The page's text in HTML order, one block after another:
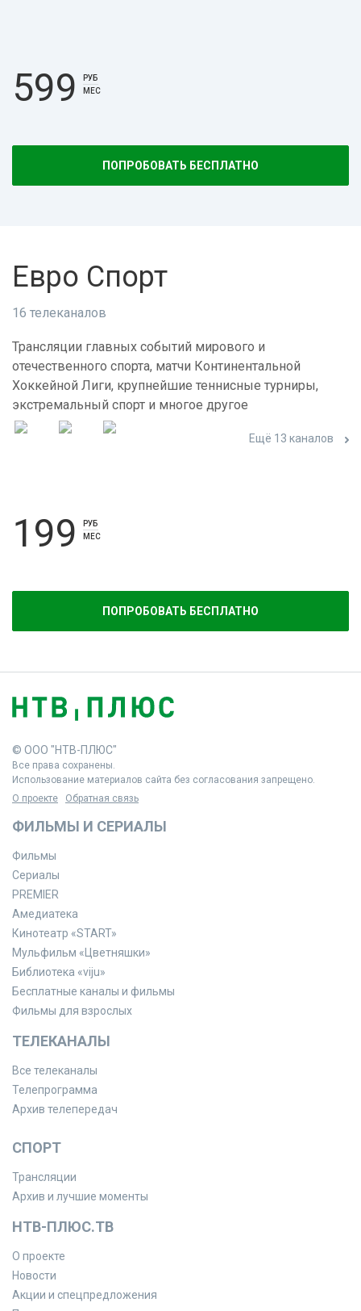
599
РУБ
МЕС
ПОПРОБОВАТЬ БЕСПЛАТНО
Евро Спорт
16 телеканалов
Трансляции главных событий мирового и
отечественного спорта, матчи Континентальной
Хоккейной Лиги, крупнейшие теннисные турниры,
экстремальный спорт и многое другое
Ещё 13 каналов
199
РУБ
МЕС
ПОПРОБОВАТЬ БЕСПЛАТНО
© ООО "НТВ-ПЛЮС"
Все права сохранены.
Использование материалов сайта без согласования запрещено.
О проекте
Обратная связь
ФИЛЬМЫ И СЕРИАЛЫ
Фильмы
Сериалы
PREMIER
Амедиатека
Кинотеатр «START»
Мульфильм «Цветняшки»
Библиотека «viju»
Бесплатные каналы и фильмы
Фильмы для взрослых
ТЕЛЕКАНАЛЫ
Все телеканалы
Телепрограмма
Архив телепередач
СПОРТ
Трансляции
Архив и лучшие моменты
НТВ-ПЛЮС.ТВ
О проекте
Новости
Акции и спецпредложения